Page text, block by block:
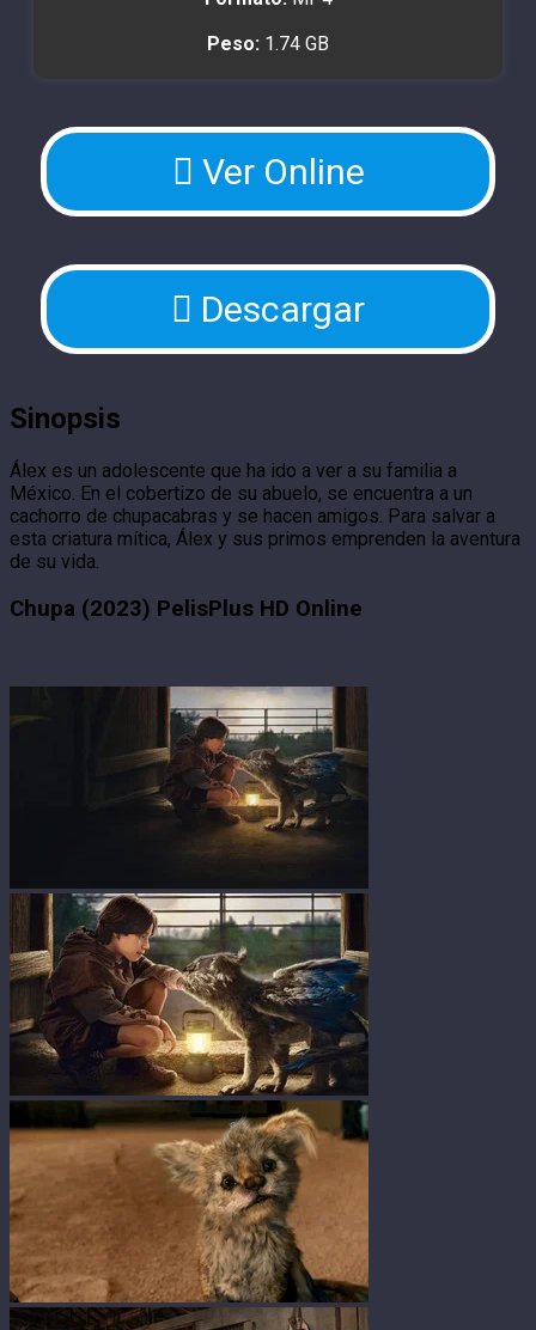
Peso: 1.74 GB
Ver Online
Descargar
Sinopsis
Álex es un adolescente que ha ido a ver a su familia a
México. En el cobertizo de su abuelo, se encuentra a un
cachorro de chupacabras y se hacen amigos. Para salvar a
esta criatura mítica, Álex y sus primos emprenden la aventura
de su vida.
Chupa (2023) PelisPlus HD Online